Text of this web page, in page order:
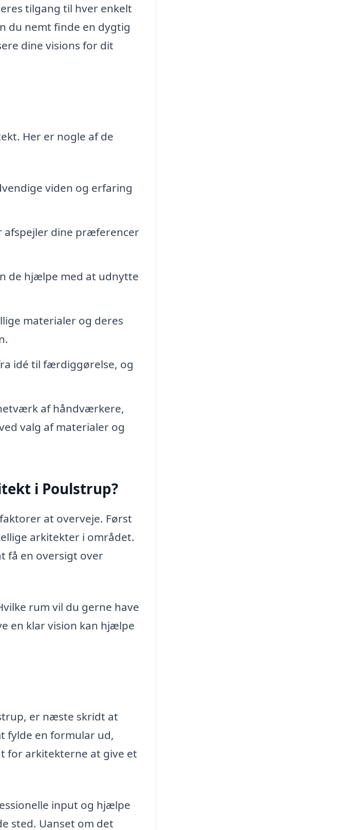
tilgang til hver enkelt
du nemt finde en dygtig
dine visions for dit
Her er nogle af de
viden og erfaring
afspejler dine præferencer
de hjælpe med at udnytte
materialer og deres
idé til færdiggørelse, og
af håndværkere,
valg af materialer og
i Poulstrup?
at overveje. Først
arkitekter i området.
få en oversigt over
rum vil du gerne have
en klar vision kan hjælpe
er næste skridt at
fylde en formular ud,
for arkitekterne at give et
input og hjælpe
sted. Uanset om det